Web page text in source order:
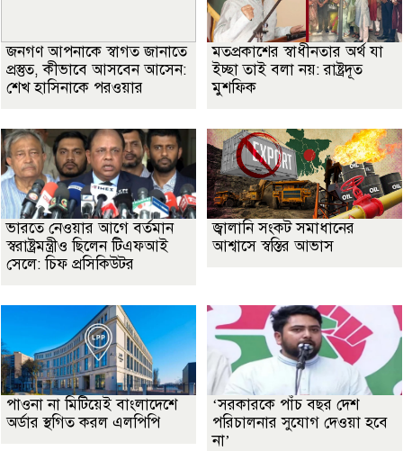
জনগণ আপনাকে স্বাগত জানাতে
প্রস্তুত, কীভাবে আসবেন আসেন:
শেখ হাসিনাকে পরওয়ার
মতপ্রকাশের স্বাধীনতার অর্থ যা
ইচ্ছা তাই বলা নয়: রাষ্ট্রদূত
মুশফিক
ভারতে নেওয়ার আগে বর্তমান
স্বরাষ্ট্রমন্ত্রীও ছিলেন টিএফআই
সেলে: চিফ প্রসিকিউটর
জ্বালানি সংকট সমাধানের
আশ্বাসে স্বস্তির আভাস
পাওনা না মিটিয়েই বাংলাদেশে
অর্ডার স্থগিত করল এলপিপি
‘সরকারকে পাঁচ বছর দেশ
পরিচালনার সুযোগ দেওয়া হবে
না’